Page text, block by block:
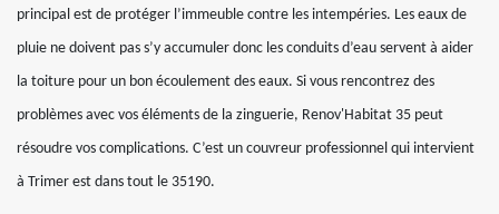
principal est de protéger l’immeuble contre les intempéries. Les eaux de
pluie ne doivent pas s’y accumuler donc les conduits d’eau servent à aider
la toiture pour un bon écoulement des eaux. Si vous rencontrez des
problèmes avec vos éléments de la zinguerie, Renov'Habitat 35 peut
résoudre vos complications. C’est un couvreur professionnel qui intervient
à Trimer est dans tout le 35190.